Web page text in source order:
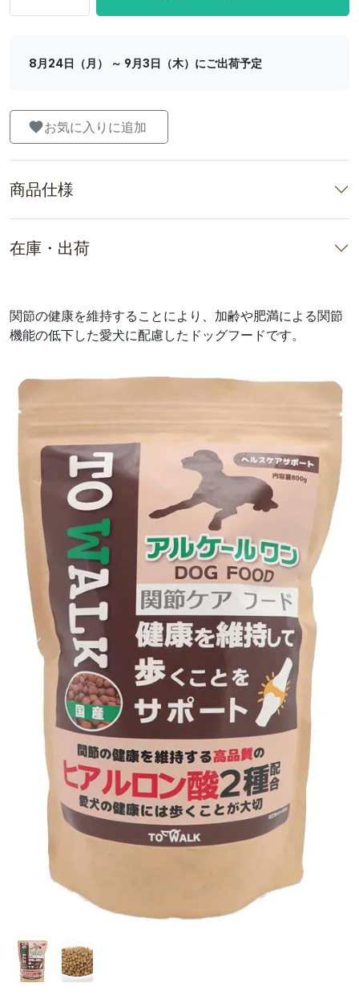
8月24日（月） ～ 9月3日（木）にご出荷予定
お気に入りに追加
商品仕様
在庫・出荷
関節の健康を維持することにより、加齢や肥満による関節
機能の低下した愛犬に配慮したドッグフードです。
前へ